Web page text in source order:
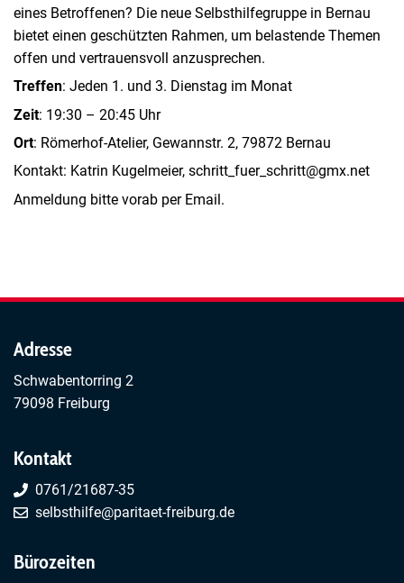
eines Betroffenen? Die neue Selbsthilfegruppe in Bernau
bietet einen geschützten Rahmen, um belastende Themen
offen und vertrauensvoll anzusprechen.
Treffen: Jeden 1. und 3. Dienstag im Monat
Zeit: 19:30 – 20:45 Uhr
Ort: Römerhof-Atelier, Gewannstr. 2, 79872 Bernau
Kontakt: Katrin Kugelmeier, schritt_fuer_schritt@gmx.net
Anmeldung bitte vorab per Email.
Adresse
Schwabentorring 2
79098 Freiburg
Kontakt
0761/21687-35
selbsthilfe@paritaet-freiburg.de
Bürozeiten